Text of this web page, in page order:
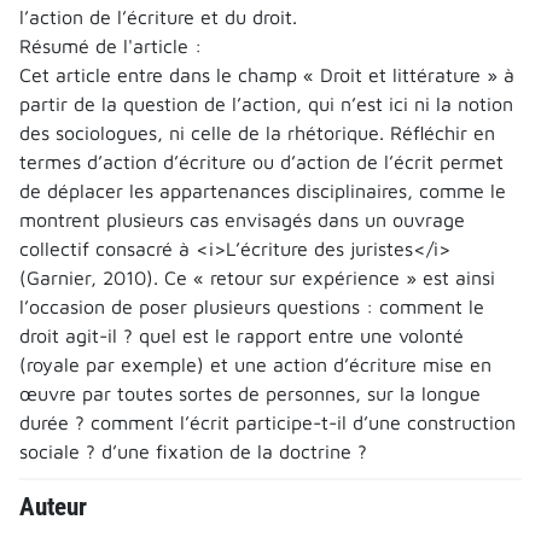
l’action de l’écriture et du droit.
Résumé de l'article :
Cet article entre dans le champ « Droit et littérature » à
partir de la question de l’action, qui n’est ici ni la notion
des sociologues, ni celle de la rhétorique. Réfléchir en
termes d’action d’écriture ou d’action de l’écrit permet
de déplacer les appartenances disciplinaires, comme le
montrent plusieurs cas envisagés dans un ouvrage
collectif consacré à <i>L’écriture des juristes</i>
(Garnier, 2010). Ce « retour sur expérience » est ainsi
l’occasion de poser plusieurs questions : comment le
droit agit-il ? quel est le rapport entre une volonté
(royale par exemple) et une action d’écriture mise en
œuvre par toutes sortes de personnes, sur la longue
durée ? comment l’écrit participe-t-il d’une construction
sociale ? d’une fixation de la doctrine ?
Auteur